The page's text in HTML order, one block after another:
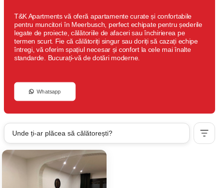
T&K Apartments vă oferă apartamente curate și confortabile
pentru muncitori în Meerbusch, perfect echipate pentru șederile
legate de proiecte, călătoriile de afaceri sau închirierea pe
termen scurt. Fie că călătoriți singur sau doriți să cazați echipe
întregi, vă oferim spațiul necesar și confort la cele mai înalte
standarde. Bucurați-vă de dotări moderne.
Whatsapp
Unde ți-ar plăcea să călătorești?